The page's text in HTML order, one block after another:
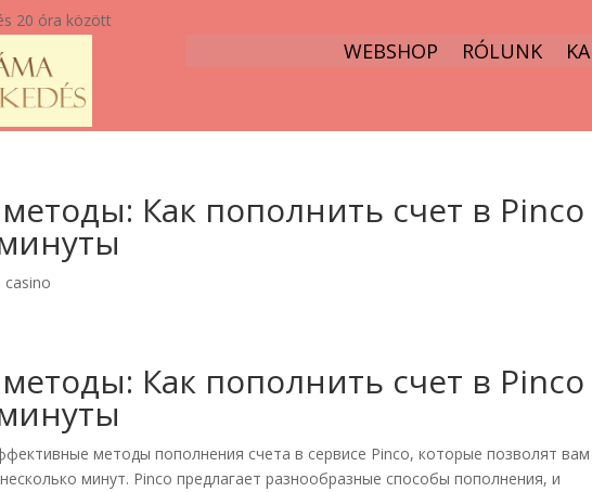
20 óra között
WEBSHOP RÓLUNK
Как пополнить счет в Pinco
casino
Как пополнить счет в Pinco
методы пополнения счета в сервисе Pinco, которые позволят вам
минут. Pinco предлагает разнообразные способы пополнения, и